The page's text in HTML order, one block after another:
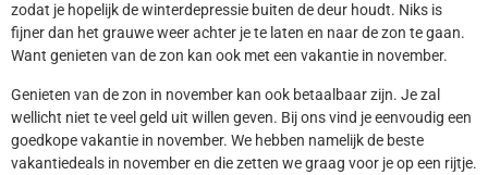
zodat je hopelijk de winterdepressie buiten de deur houdt. Niks is
fijner dan het grauwe weer achter je te laten en naar de zon te gaan.
Want genieten van de zon kan ook met een vakantie in november.
Genieten van de zon in november kan ook betaalbaar zijn. Je zal
wellicht niet te veel geld uit willen geven. Bij ons vind je eenvoudig een
goedkope vakantie in november. We hebben namelijk de beste
vakantiedeals in november en die zetten we graag voor je op een rijtje.